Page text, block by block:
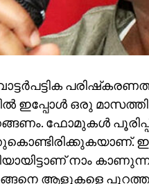
ഇപ്പോള്‍ ഒരു
ഫോമുകള്‍
നാം
ആളുകളെ